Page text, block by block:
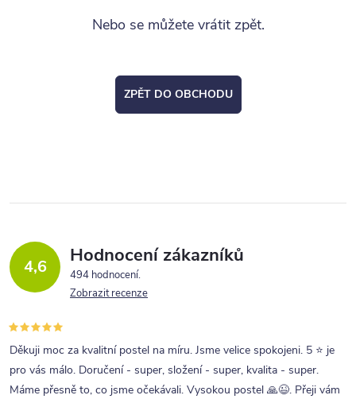
Nebo se můžete vrátit zpět.
ZPĚT DO OBCHODU
4,6 Hodnocení zákazníků
494 hodnocení
Zobrazit recenze
Děkuji moc za kvalitní postel na míru. Jsme velice spokojeni. 5 ⭐ je
pro vás málo. Doručení - super, složení - super, kvalita - super.
Máme přesně to, co jsme očekávali. Vysokou postel 🙏😉. Přeji vám